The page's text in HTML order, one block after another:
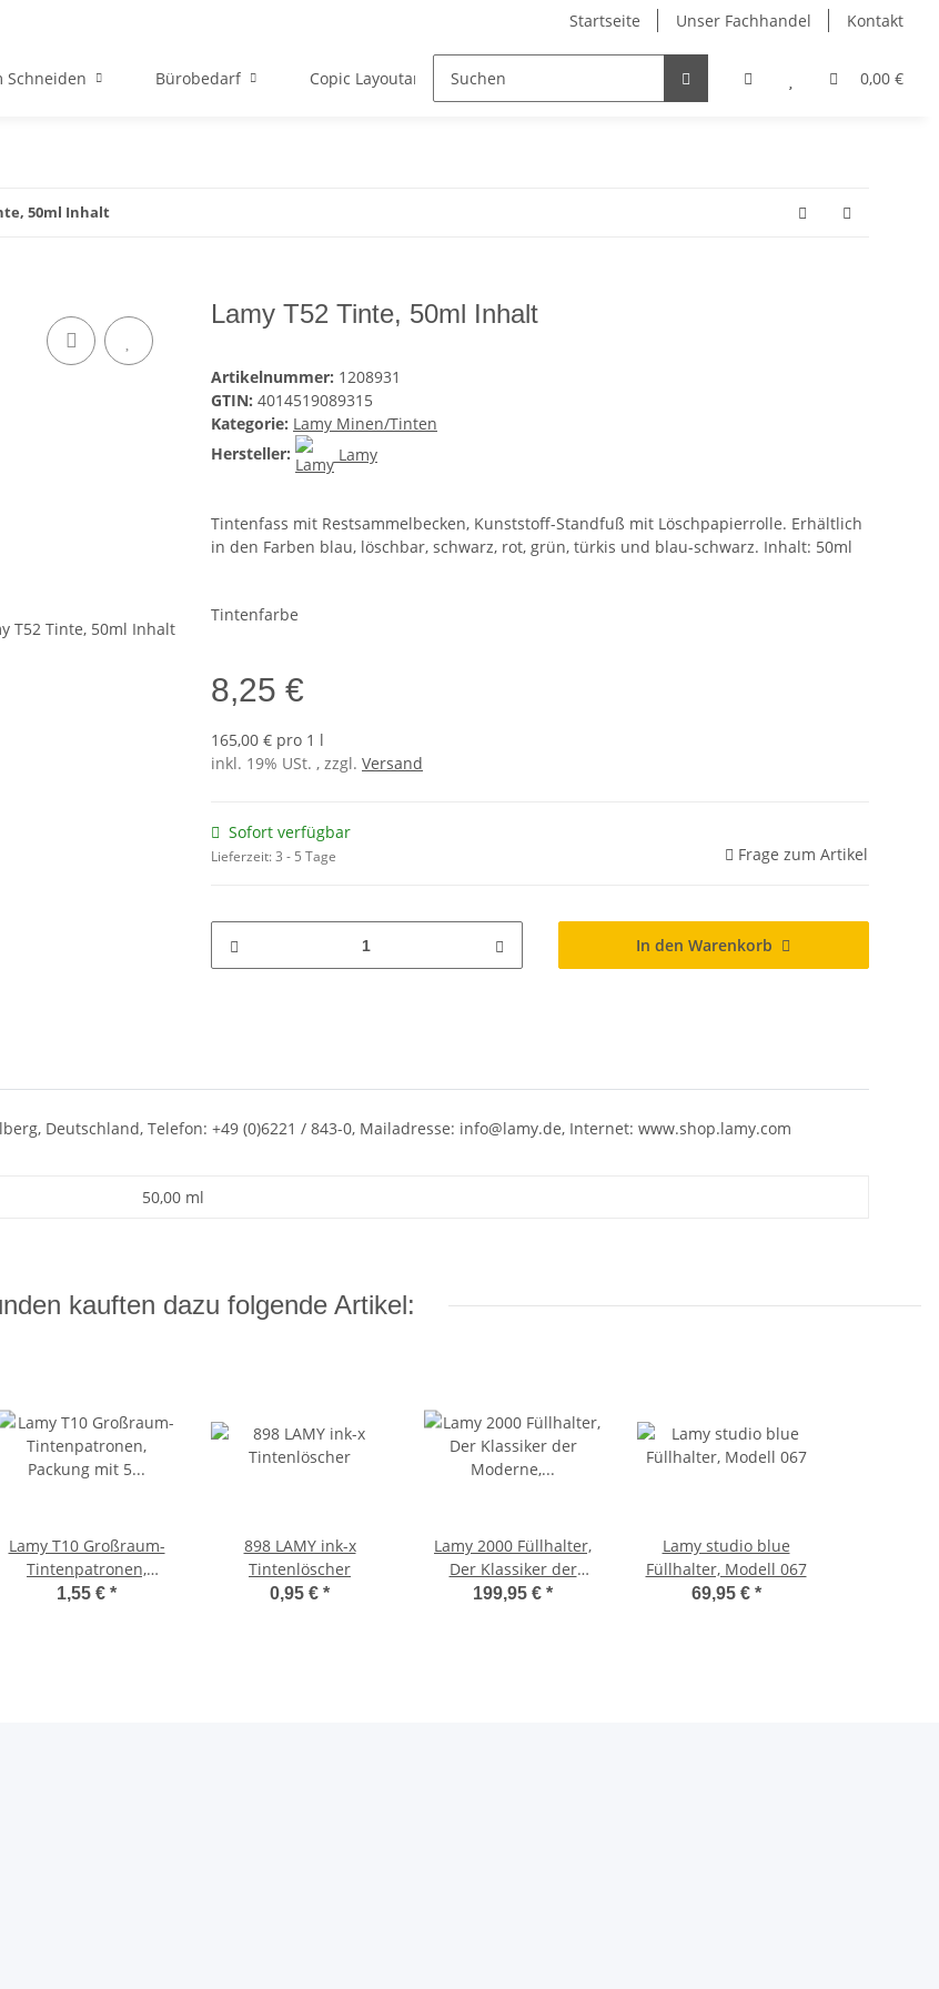
Startseite Unser Fachhandel Kontakt
0,00 €
Schneiden Bürobedarf Copic Layoutartikel Dahle Schneidemaschinen Edding Stifte
50ml Inhalt
Lamy T52 Tinte, 50ml Inhalt
Artikelnummer: 1208931
GTIN: 4014519089315
Kategorie: Lamy Minen/Tinten
Hersteller:
Lamy
Tintenfass mit Restsammelbecken, Kunststoff-Standfuß mit Löschpapierrolle. Erhältlich
in den Farben blau, löschbar, schwarz, rot, grün, türkis und blau-schwarz. Inhalt: 50ml
Tintenfarbe
8,25 €
165,00 € pro 1 l
inkl. 19% USt. , zzgl. Versand
Sofort verfügbar
Lieferzeit:3 - 5 Tage Frage zum Artikel
In den Warenkorb
Deutschland, Telefon: +49 (0)6221 / 843-0, Mailadresse: info@lamy.de, Internet: www.shop.lamy.com
50,00 ml
kauften dazu folgende Artikel:
Lamy T10 Großraum-
Tintenpatronen,
Packung mit 5
1,55 € *
898 LAMY ink-x
Tintenlöscher
0,95 € *
Lamy 2000 Füllhalter,
Der Klassiker der
Moderne, Modell 01
199,95 € *
Lamy studio blue
Füllhalter, Modell 067
69,95 € *